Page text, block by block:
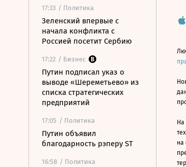
17:33 / Политика
Зеленский впервые с
начала конфликта с
Россией посетит Сербию
17:22 / Бизнес
Путин подписал указ о
выводе «Шереметьево» из
списка стратегических
предприятий
17:05 / Политика
Путин объявил
благодарность рэперу ST
16:58 / Политика
на